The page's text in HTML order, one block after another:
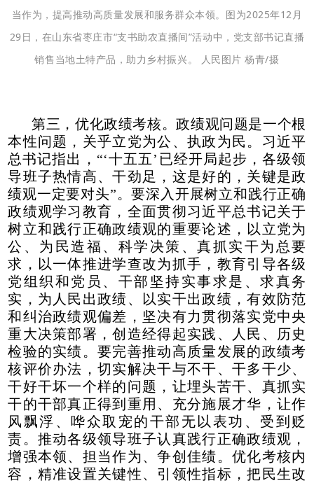
当作为，提高推动高质量发展和服务群众本领。图为2025年12月
29日，在山东省枣庄市“支书助农直播间”活动中，党支部书记直播
销售当地土特产品，助力乡村振兴。 人民图片 杨青/摄
第三，优化政绩考核。政绩观问题是一个根
本性问题，关乎立党为公、执政为民。习近平
总书记指出，“‘十五五’已经开局起步，各级领
导班子热情高、干劲足，这是好的，关键是政
绩观一定要对头”。要深入开展树立和践行正确
政绩观学习教育，全面贯彻习近平总书记关于
树立和践行正确政绩观的重要论述，以立党为
公、为民造福、科学决策、真抓实干为总要
求，以一体推进学查改为抓手，教育引导各级
党组织和党员、干部坚持实事求是、求真务
实，为人民出政绩、以实干出政绩，有效防范
和纠治政绩观偏差，坚决有力贯彻落实党中央
重大决策部署，创造经得起实践、人民、历史
检验的实绩。要完善推动高质量发展的政绩考
核评价办法，切实解决干与不干、干多干少、
干好干坏一个样的问题，让埋头苦干、真抓实
干的干部真正得到重用、充分施展才华，让作
风飘浮、哗众取宠的干部无以表功、受到贬
责。推动各级领导班子认真践行正确政绩观，
增强本领、担当作为、争创佳绩。优化考核内
容，精准设置关键性、引领性指标，把民生改